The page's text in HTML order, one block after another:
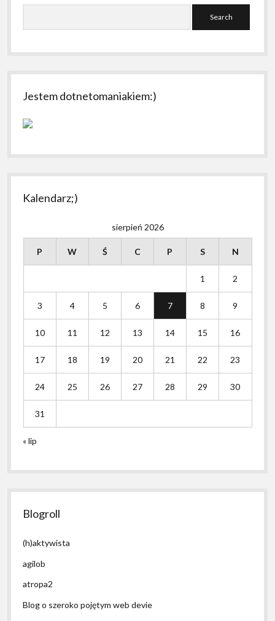
Jestem dotnetomaniakiem:)
Kalendarz;)
sierpień 2026
P W Ś C P S N
1 2
3 4 5 6 7 8 9
10 11 12 13 14 15 16
17 18 19 20 21 22 23
24 25 26 27 28 29 30
31
« lip
Blogroll
(h)aktywista
agilob
atropa2
Blog o szeroko pojętym web devie